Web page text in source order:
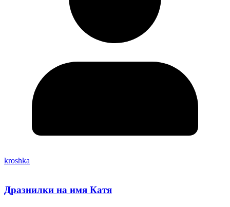
kroshka
Дразнилки на имя Катя